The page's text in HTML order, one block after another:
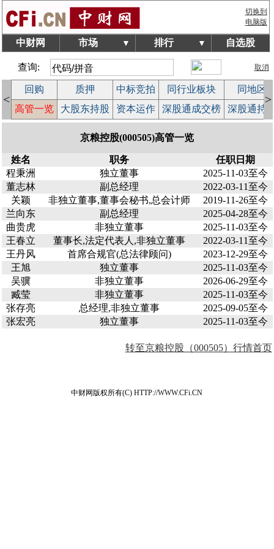
切换到
电脑版
中财网 市场 ▼ 排行 ▼ 自选股
查询: 取消
<
回购 质押 中标竞拍 同行业板块
同地区
高管一览 大股东持股 资本运作 深股通成交榜 深股通持
>
京粮控股(000505)高管一览
姓名 职务
任职日期
程秉洲
独立董事
2025-11-03至今
董志林
副总经理
2022-03-11至今
关颖
非独立董事,董事会秘书,总会计师
2019-11-26至今
兰向东
副总经理
2025-04-28至今
曲贵虎
非独立董事
2025-11-03至今
王春立
董事长,法定代表人,非独立董事
2022-03-11至今
王丹风
首席合规官(总法律顾问)
2023-12-29至今
王旭
独立董事
2025-11-03至今
吴骥
非独立董事
2026-06-29至今
臧莹
非独立董事
2025-11-03至今
张存亮
总经理,非独立董事
2025-09-05至今
张宏亮
独立董事 2025-11-03至今
转至京粮控股（000505）行情首页
中财网版权所有(C) HTTP://WWW.CFi.CN